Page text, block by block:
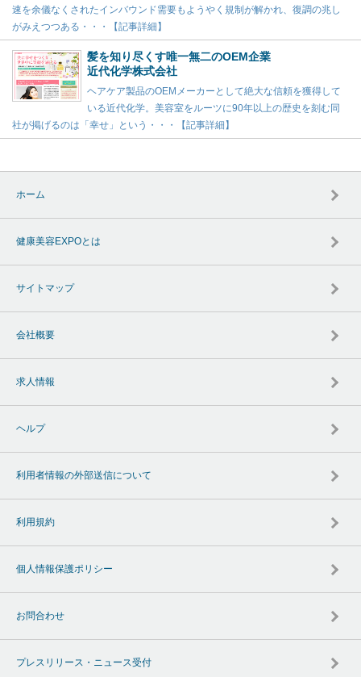
速を余儀なくされたインバウンド需要もようやく規制が解かれ、復調の兆し
がみえつつある・・・【記事詳細】
髪を知り尽くす唯一無二のOEM企業
近代化学株式会社
ヘアケア製品のOEMメーカーとして絶大な信頼を獲得して
いる近代化学。美容室をルーツに90年以上の歴史を刻む同
社が掲げるのは「幸せ」という・・・【記事詳細】
ホーム
健康美容EXPOとは
サイトマップ
会社概要
求人情報
ヘルプ
利用者情報の外部送信について
利用規約
個人情報保護ポリシー
お問合わせ
プレスリリース・ニュース受付